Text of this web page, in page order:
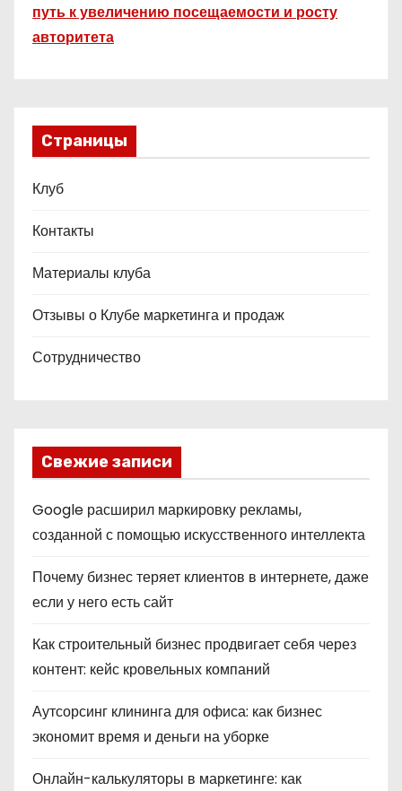
путь к увеличению посещаемости и росту
авторитета
Страницы
Клуб
Контакты
Материалы клуба
Отзывы о Клубе маркетинга и продаж
Сотрудничество
Свежие записи
Google расширил маркировку рекламы,
созданной с помощью искусственного интеллекта
Почему бизнес теряет клиентов в интернете, даже
если у него есть сайт
Как строительный бизнес продвигает себя через
контент: кейс кровельных компаний
Аутсорсинг клининга для офиса: как бизнес
экономит время и деньги на уборке
Онлайн-калькуляторы в маркетинге: как